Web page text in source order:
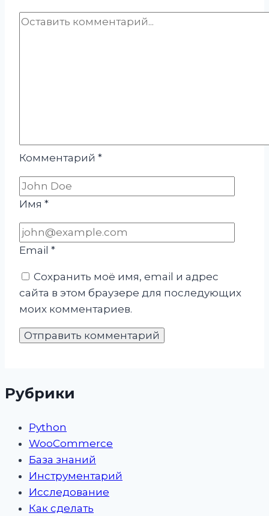
Комментарий *
Имя *
Email *
Сохранить моё имя, email и адрес
сайта в этом браузере для последующих
моих комментариев.
Рубрики
Python
WooCommerce
База знаний
Инструментарий
Исследование
Как сделать